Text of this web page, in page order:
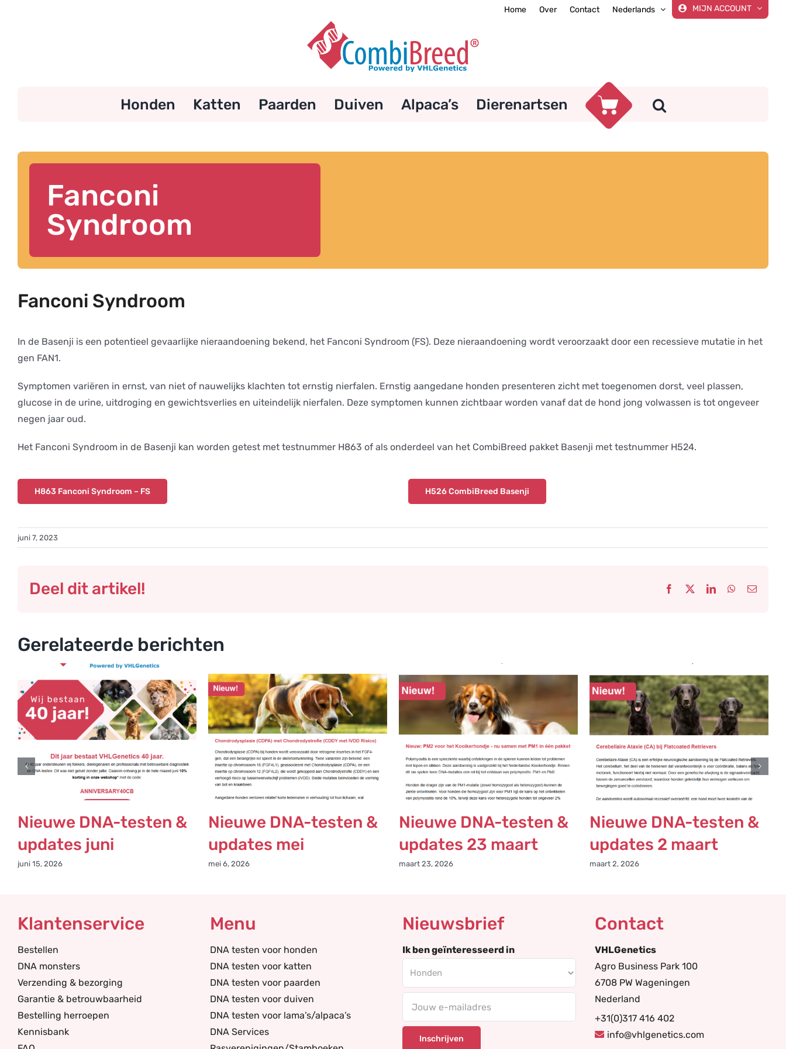
Home Over Contact Nederlands MIJN ACCOUNT
Honden Katten Paarden Duiven Alpaca’s Dierenartsen
Fanconi
Syndroom
Fanconi Syndroom
In de Basenji is een potentieel gevaarlijke nieraandoening bekend, het Fanconi Syndroom (FS). Deze nieraandoening wordt veroorzaakt door een recessieve mutatie in het
gen FAN1.
Symptomen variëren in ernst, van niet of nauwelijks klachten tot ernstig nierfalen. Ernstig aangedane honden presenteren zicht met toegenomen dorst, veel plassen,
glucose in de urine, uitdroging en gewichtsverlies en uiteindelijk nierfalen. Deze symptomen kunnen zichtbaar worden vanaf dat de hond jong volwassen is tot ongeveer
negen jaar oud.
Het Fanconi Syndroom in de Basenji kan worden getest met testnummer H863 of als onderdeel van het CombiBreed pakket Basenji met testnummer H524.
H863 Fanconi Syndroom – FS H526 CombiBreed Basenji
juni 7, 2023
Deel dit artikel! Facebook LinkedInWhatsApp
E-
Gerelateerde berichten
Nieuwe DNA-testen &
updates juni
juni 15, 2026
Nieuwe DNA-testen &
updates mei
mei 6, 2026
Nieuwe DNA-testen &
updates 23 maart
maart 23, 2026
Nieuwe DNA-testen &
updates 2 maart
maart 2, 2026
Klantenservice
Bestellen
DNA monsters
Verzending & bezorging
Garantie & betrouwbaarheid
Bestelling herroepen
Kennisbank
Menu
DNA testen voor honden
DNA testen voor katten
DNA testen voor paarden
DNA testen voor duiven
DNA testen voor lama’s/alpaca’s
DNA Services
Nieuwsbrief
Ik ben geïnteresseerd in
Contact
VHLGenetics
Agro Business Park 100
6708 PW Wageningen
Nederland
+31(0)317 416 402
info@vhlgenetics.com